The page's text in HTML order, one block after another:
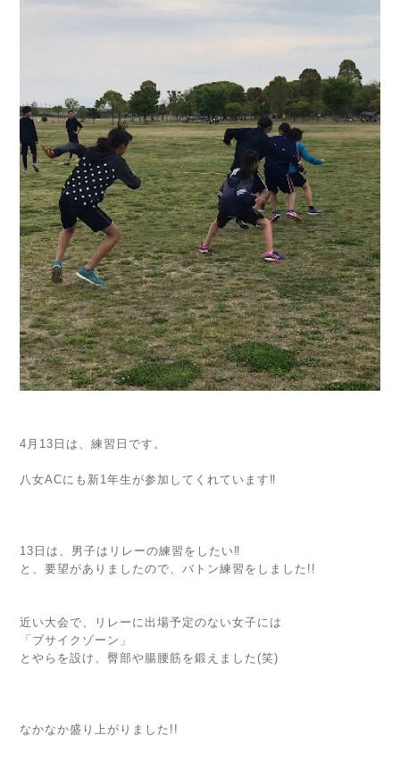
4月13日は、練習日です。
八女ACにも新1年生が参加してくれています‼︎
13日は、男子はリレーの練習をしたい‼︎
と、要望がありましたので、バトン練習をしました!!
近い大会で、リレーに出場予定のない女子には
「ブサイクゾーン」
とやらを設け、臀部や腸腰筋を鍛えました(笑)
なかなか盛り上がりました!!